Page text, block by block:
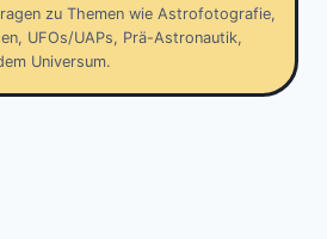
zu Themen wie Astrofotografie,
UFOs/UAPs, Prä-Astronautik,
Universum.